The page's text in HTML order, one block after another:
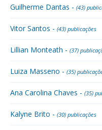
Guilherme Dantas - (43)
Vitor Santos - (43) publicações
Lillian Monteath - (37)
Luiza Masseno - (35)
Ana Carolina Chaves - (35)
Kalyne Brito - (30) publicações